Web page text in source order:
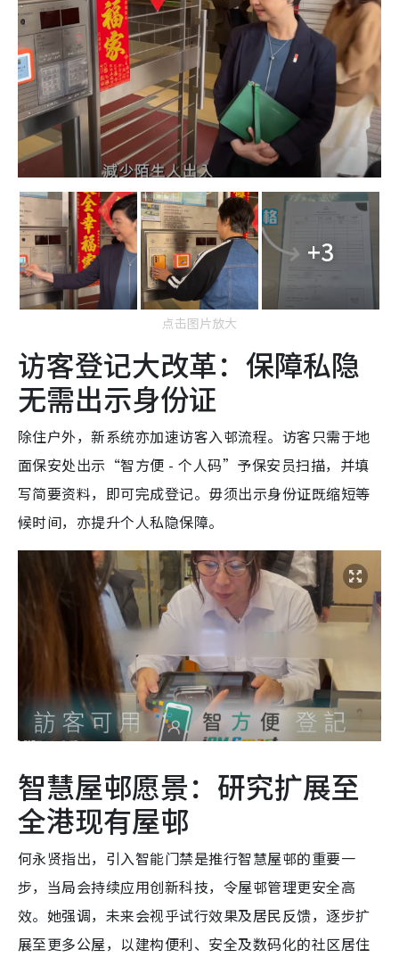
+3
点击图片放大
访客登记大改革：保障私隐
无需出示身份证
除住户外，新系统亦加速访客入邨流程。访客只需于地
面保安处出示“智方便 - 个人码”予保安员扫描，并填
写简要资料，即可完成登记。毋须出示身份证既缩短等
候时间，亦提升个人私隐保障。
智慧屋邨愿景：研究扩展至
全港现有屋邨
何永贤指出，引入智能门禁是推行智慧屋邨的重要一
步，当局会持续应用创新科技，令屋邨管理更安全高
效。她强调，未来会视乎试行效果及居民反馈，逐步扩
展至更多公屋，以建构便利、安全及数码化的社区居住